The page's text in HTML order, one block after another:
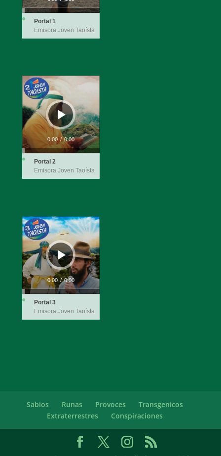
Portal 1
Emisora Joven Taoísta
Reproductor
de
audio
0:00 / 0:00
Portal 2
Emisora Joven Taoísta
Reproductor
de
audio
0:00 / 0:00
Portal 3
Emisora Joven Taoísta
Sabios Runas Provoces
Transgenicos
Extraterrestres
Conspiraciones